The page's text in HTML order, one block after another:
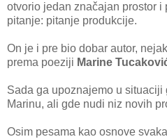
otvorio jedan značajan prostor
pitanje: pitanje produkcije.
On je i pre bio dobar autor,
prema poeziji Marine
Sada ga upoznajemo u
Marinu, ali gde nudi niz novih
Osim pesama kao osnove